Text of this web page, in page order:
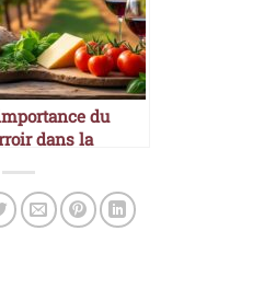
du
dans la